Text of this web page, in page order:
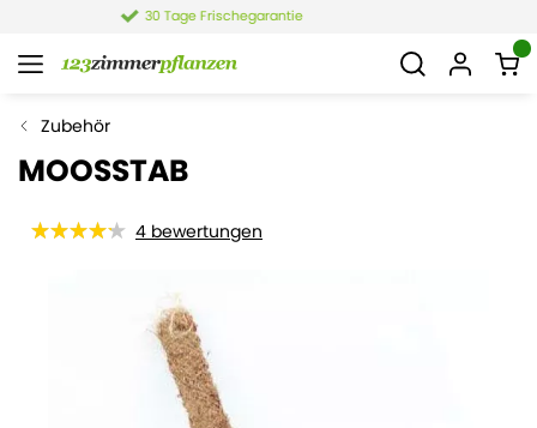
4,4 von 6.021 Bewertungen
Zubehör
MOOSSTAB
4 bewertungen